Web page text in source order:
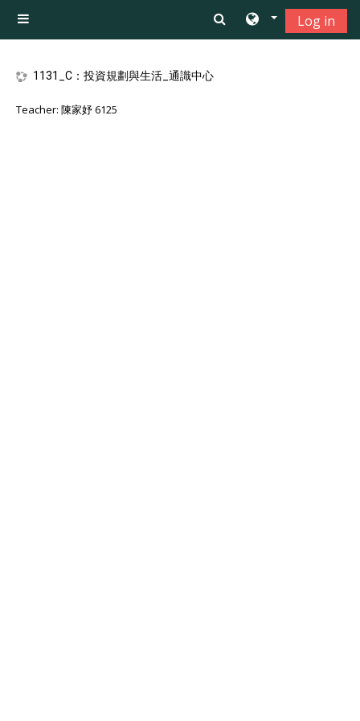
Side panel
Log in
1131_C：投資規劃與生活_通識中心
Teacher: 陳家妤 6125